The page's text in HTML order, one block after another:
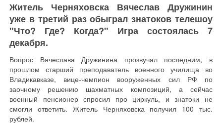
Житель Черняховска Вячеслав Дружинин
уже в третий раз обыграл знатоков телешоу
"Что? Где? Когда?" Игра состоялась 7
декабря.
Вопрос Вячеслава Дружинина прозвучал последним, в
прошлом старший преподаватель военного училища во
Владикавказе, вице-чемпион вооруженных сил РФ по
заочному решению шахматных композиций, а сейчас
военный пенсионер спросил про циркуль, и знатоки не
смогли ответить. Житель Черняховска получил 100 тыс.
рублей.